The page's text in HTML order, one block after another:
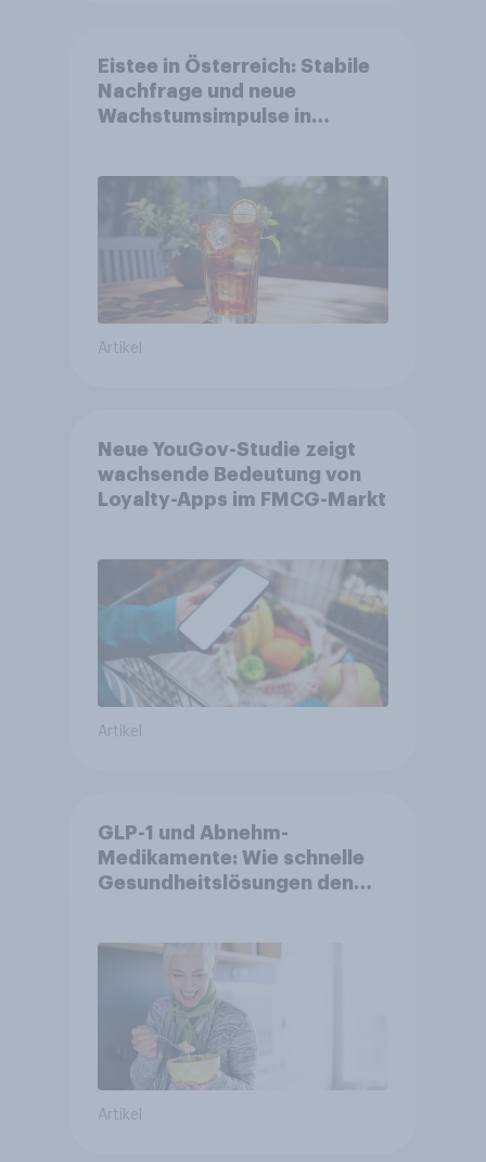
Eistee in Österreich: Stabile
Nachfrage und neue
Wachstumsimpulse in
Artikel
Neue YouGov-Studie zeigt
wachsende Bedeutung von
Loyalty-Apps im FMCG-Markt
Artikel
GLP-1 und Abnehm-
Medikamente: Wie schnelle
Gesundheitslösungen den
Artikel